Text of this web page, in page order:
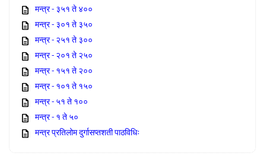
मन्त्र - ३५१ ते ४००
मन्त्र - ३०१ ते ३५०
मन्त्र - २५१ ते ३००
मन्त्र - २०१ ते २५०
मन्त्र - १५१ ते २००
मन्त्र - १०१ ते १५०
मन्त्र - ५१ ते १००
मन्त्र - १ ते ५०
मन्त्र प्रतिलोम दुर्गासप्तशती पाठविधिः